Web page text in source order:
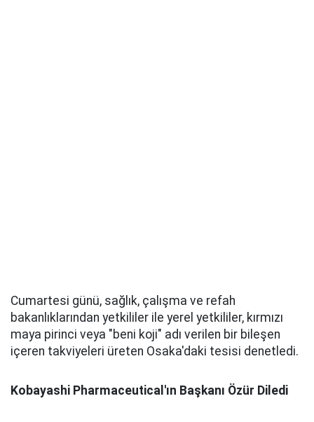
Cumartesi günü, sağlık, çalışma ve refah
bakanlıklarından yetkililer ile yerel yetkililer, kırmızı
maya pirinci veya "beni koji" adı verilen bir bileşen
içeren takviyeleri üreten Osaka'daki tesisi denetledi.
Kobayashi Pharmaceutical'ın Başkanı Özür Diledi